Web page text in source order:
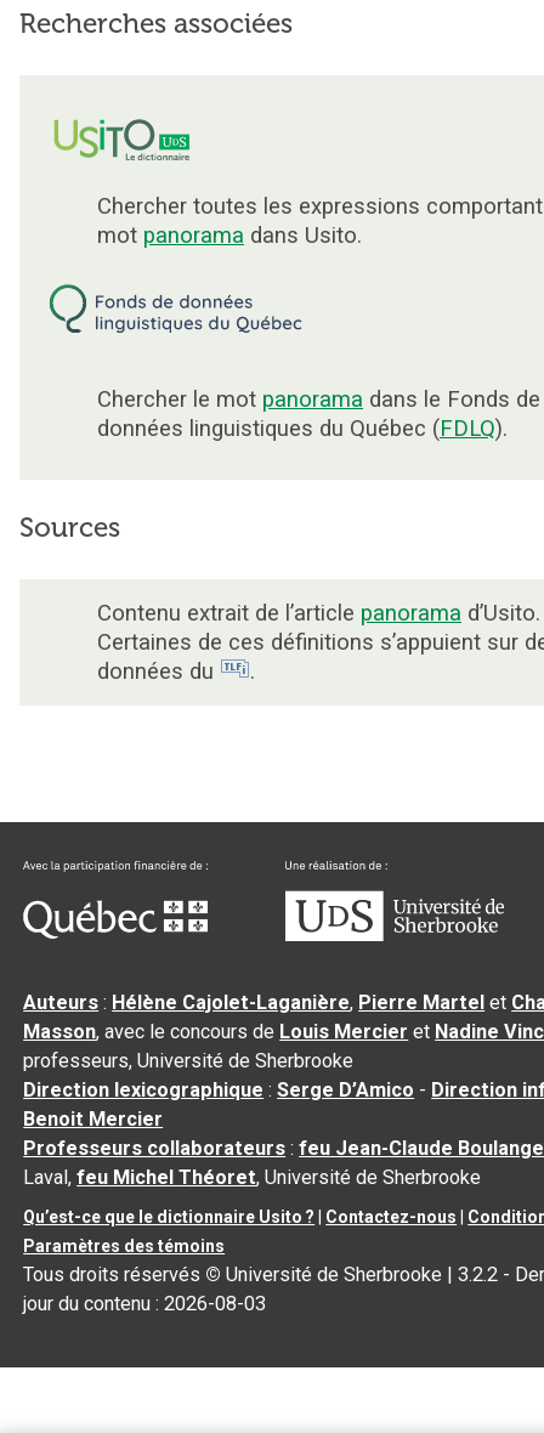
Recherches associées
Chercher toutes les expressions
mot panorama dans Usito.
Chercher le mot panorama dans le Fonds de
données linguistiques du Québec (FDLQ).
Sources
Contenu extrait de l’article panorama d’Usito.
Certaines de ces définitions s’appuient sur
données du
.
Auteurs : Hélène Cajolet-Laganière, Pierre Martel et
Masson, avec le concours de Louis Mercier et Nadine
professeurs, Université de Sherbrooke
Direction lexicographique :Serge D’Amico - Direction
Benoit Mercier
Professeurs collaborateurs :feu Jean-Claude
Laval,feu Michel Théoret, Université de Sherbrooke
Qu’est-ce que le dictionnaire Usito ? Contactez-nous
Paramètres des témoins
Tous droits réservés © Université de Sherbrooke |3.2.2 -
jour du contenu :2026-08-03